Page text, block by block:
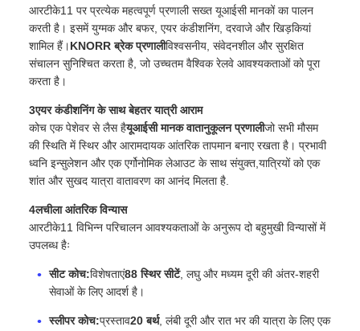
आरटीके11 पर प्रत्येक महत्वपूर्ण प्रणाली सख्त यूआईसी मानकों का पालन
करती है। इसमें युग्मक और बफर, एयर कंडीशनिंग, दरवाजे और खिड़कियां
शामिल हैं।KNORR ब्रेक प्रणालीविश्वसनीय, संवेदनशील और सुरक्षित
संचालन सुनिश्चित करता है, जो उच्चतम वैश्विक रेलवे आवश्यकताओं को पूरा
करता है।
3एयर कंडीशनिंग के साथ बेहतर यात्री आराम
कोच एक पेशेवर से लैस हैयूआईसी मानक वातानुकूलन प्रणालीजो सभी मौसम
की स्थिति में स्थिर और आरामदायक आंतरिक तापमान बनाए रखता है। प्रभावी
ध्वनि इन्सुलेशन और एक एर्गोनोमिक लेआउट के साथ संयुक्त,यात्रियों को एक
शांत और सुखद यात्रा वातावरण का आनंद मिलता है.
4लचीला आंतरिक विन्यास
आरटीके11 विभिन्न परिचालन आवश्यकताओं के अनुरूप दो बहुमुखी विन्यासों में
उपलब्ध हैः
सीट कोच:विशेषताएं88 स्थिर सीटें, लघु और मध्यम दूरी की अंतर-शहरी
सेवाओं के लिए आदर्श है।
स्लीपर कोच:प्रस्ताव20 बर्थ, लंबी दूरी और रात भर की यात्रा के लिए एक